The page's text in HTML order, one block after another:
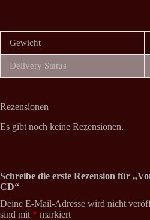
Gewicht
Delivery Status
Rezensionen
Es gibt noch keine Rezensionen.
Schreibe die erste Rezension für
CD“
Deine E-Mail-Adresse wird nicht
sind mit * markiert